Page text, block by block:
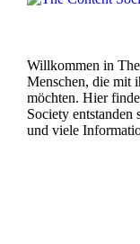
Willkommen in
Menschen, die mit
möchten. Hier
Society
und viele